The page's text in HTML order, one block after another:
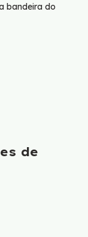
bandeira do
de